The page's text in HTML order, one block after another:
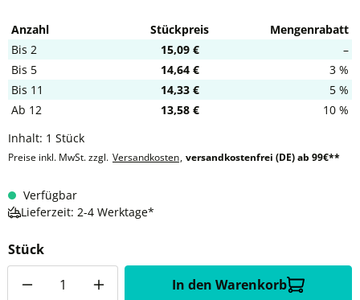
Anzahl Stückpreis
Mengenrabatt
Bis 2 15,09 €
–
Bis 5 14,64 €
3 %
Bis 11 14,33 €
5 %
Ab 12 13,58 €
10 %
Inhalt: 1 Stück
Preise inkl. MwSt. zzgl. Versandkosten, versandkostenfrei (DE) ab 99€**
Verfügbar
Lieferzeit: 2-4 Werktage*
Stück
In den Warenkorb